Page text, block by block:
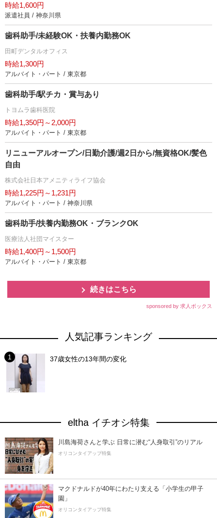
時給1,600円
派遣社員 / 神奈川県
歯科助手/未経験OK・扶養内勤務OK
田町デンタルオフィス
時給1,300円
アルバイト・パート / 東京都
歯科助手/駅チカ・賞与あり
トヨムラ歯科医院
時給1,350円～2,000円
アルバイト・パート / 東京都
リニューアルオープン/日勤介護/週2日から/無資格OK/髪色
自由
株式会社日本アメニティライフ協会
時給1,225円～1,231円
アルバイト・パート / 神奈川県
歯科助手/扶養内勤務OK・ブランクOK
医療法人社団マイスター
時給1,400円～1,500円
アルバイト・パート / 東京都
続きはこちら
sponsored by 求人ボックス
人気記事ランキング
37歳女性の13年間の変化
eltha イチオシ特集
川島海荷さんと学ぶ 日常に潜む“人身取引”のリアル
オリコンタイアップ特集
マクドナルドが40年にわたり支える「小学生の甲子
園」
オリコンタイアップ特集